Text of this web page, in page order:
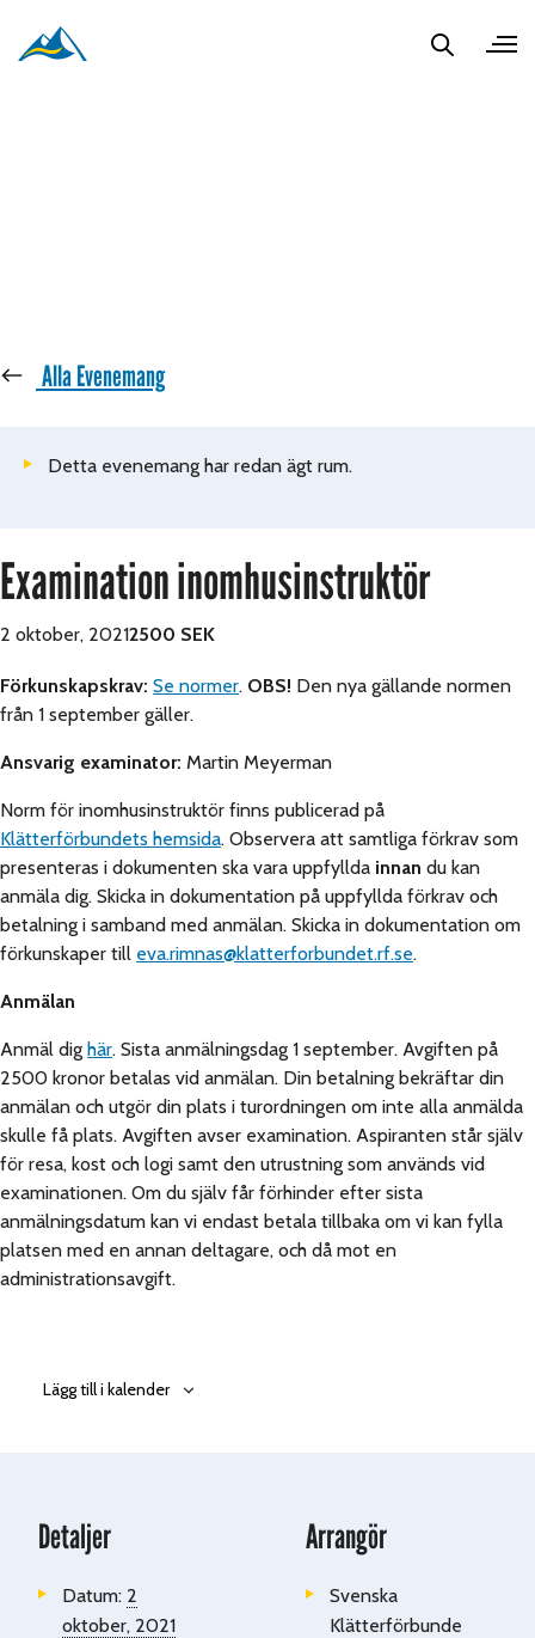
« Alla Evenemang
Detta evenemang har redan ägt rum.
Examination inomhusinstruktör
2 oktober, 20212500 SEK
Förkunskapskrav: Se normer. OBS! Den nya gällande normen
från 1 september gäller.
Ansvarig examinator: Martin Meyerman
Norm för inomhusinstruktör finns publicerad på
Klätterförbundets hemsida. Observera att samtliga förkrav som
presenteras i dokumenten ska vara uppfyllda innan du kan
anmäla dig. Skicka in dokumentation på uppfyllda förkrav och
betalning i samband med anmälan. Skicka in dokumentation om
förkunskaper till eva.rimnas@klatterforbundet.rf.se.
Anmälan
Anmäl dighär. Sista anmälningsdag 1 september. Avgiften på
2500 kronor betalas vid anmälan. Din betalning bekräftar din
anmälan och utgör din plats i turordningen om inte alla anmälda
skulle få plats. Avgiften avser examination. Aspiranten står själv
för resa, kost och logi samt den utrustning som används vid
examinationen. Om du själv får förhinder efter sista
anmälningsdatum kan vi endast betala tillbaka om vi kan fylla
platsen med en annan deltagare, och då mot en
administrationsavgift.
Lägg till i kalender
Detaljer
Datum: 2
oktober, 2021
Arrangör
Svenska
Klätterförbunde